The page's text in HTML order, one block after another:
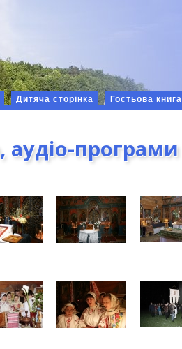
Дитяча сторінка Гостьова книга
аудіо-програми